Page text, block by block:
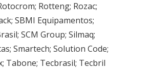
Rotteng; Rozac;
SBMI Equipamentos;
SCM Group; Silmaq;
Smartech; Solution Code;
Tabone; Tecbrasil; Tecbril